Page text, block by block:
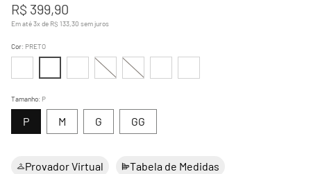
R$ 399,90
Em até3x de R$ 133 30 sem juros
Tamanho: P
G GG
M
P
Cor: PRETO
Provador Virtual Tabela de Medidas